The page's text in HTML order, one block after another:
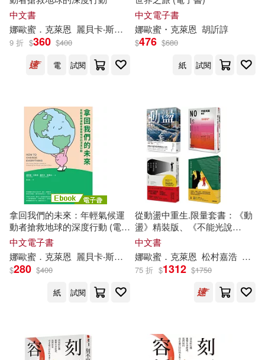
Noam/ Klein(1)
Not Available (NA)(1)
Prokosch(1) Ransom(1)
Ronald M./ Klein(1)
Roy(1)
Stephen (EDT)/ Kahn Russell(1)
Subcomandante Insugente/ Vodov
nik(1)
Supersummary(1)
Susan/ Bello(1) Taylor(1)
中文書
娜歐蜜．克萊恩 麗貝卡‧斯蒂夫 區立遠
9 折 $360 $400
電
試閱
中文電子書
娜歐蜜・克萊恩 胡訢諄
$476 $680
紙
試閱
拿回我們的未來：年輕氣候運
動者搶救地球的深度行動 (電子
書)
中文電子書
娜歐蜜．克萊恩 麗貝卡‧斯蒂夫 區立遠
$280 $400
紙
試閱
從動盪中重生.限量套書：《動
盪》精裝版、《不能光說
NO》、《為什麼現在的我們對
未來如此不安?》、《生而自
由，寫而自由》
中文書
娜歐蜜．克萊恩 松村嘉浩 賈德
75 折 $1312 $1750